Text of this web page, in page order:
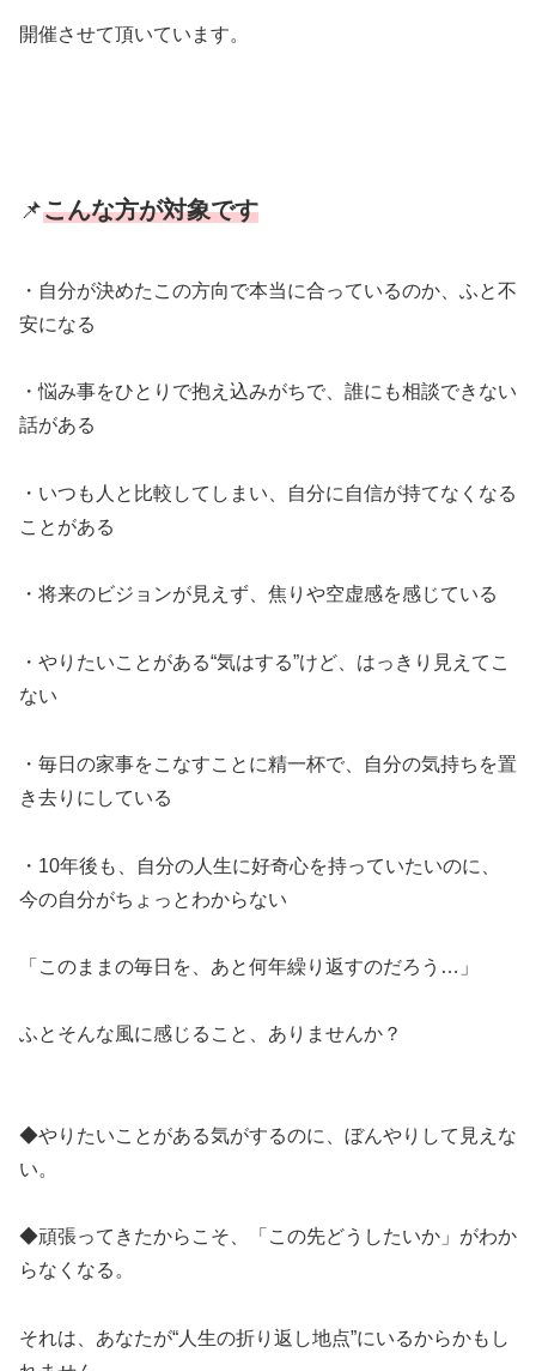
開催させて頂いています。
📌こんな方が対象です
・自分が決めたこの方向で本当に合っているのか、ふと不
安になる
・悩み事をひとりで抱え込みがちで、誰にも相談できない
話がある
・いつも人と比較してしまい、自分に自信が持てなくなる
ことがある
・将来のビジョンが見えず、焦りや空虚感を感じている
・やりたいことがある“気はする”けど、はっきり見えてこ
ない
・毎日の家事をこなすことに精一杯で、自分の気持ちを置
き去りにしている
・10年後も、自分の人生に好奇心を持っていたいのに、
今の自分がちょっとわからない
「このままの毎日を、あと何年繰り返すのだろう…」
ふとそんな風に感じること、ありませんか？
◆やりたいことがある気がするのに、ぼんやりして見えな
い。
◆頑張ってきたからこそ、「この先どうしたいか」がわか
らなくなる。
それは、あなたが“人生の折り返し地点”にいるからかもし